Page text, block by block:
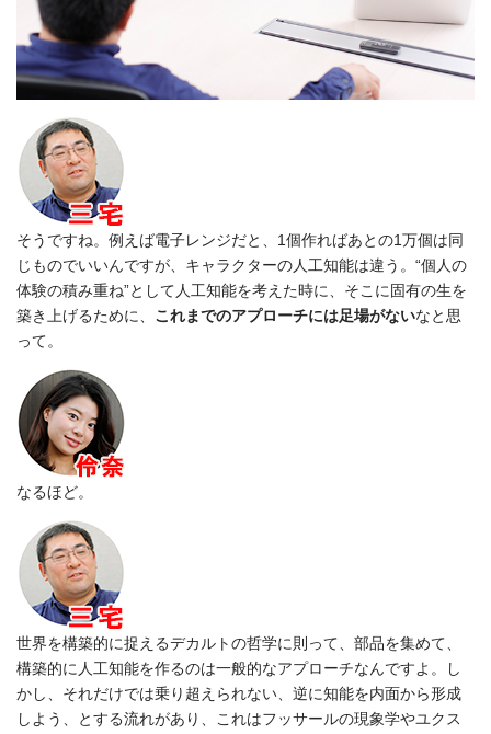
そうですね。例えば電子レンジだと、1個作ればあとの1万個は同
じものでいいんですが、キャラクターの人工知能は違う。“個人の
体験の積み重ね”として人工知能を考えた時に、そこに固有の生を
築き上げるために、 これまでのアプローチには足場がないなと思
って。
なるほど。
世界を構築的に捉えるデカルトの哲学に則って、部品を集めて、
構築的に人工知能を作るのは一般的なアプローチなんですよ。し
かし、それだけでは乗り超えられない、逆に知能を内面から形成
しよう、とする流れがあり、これはフッサールの現象学やユクス